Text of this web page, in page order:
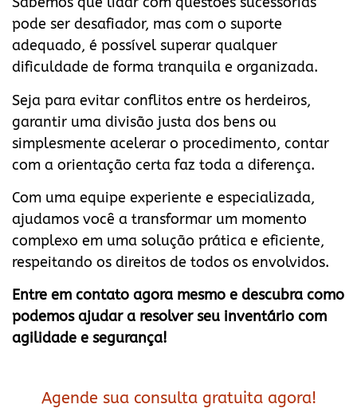
pode ser desafiador, mas com o suporte
adequado, é possível superar qualquer
dificuldade de forma tranquila e organizada.
Seja para evitar conflitos entre os herdeiros,
garantir uma divisão justa dos bens ou
simplesmente acelerar o procedimento, contar
com a orientação certa faz toda a diferença.
Com uma equipe experiente e especializada,
ajudamos você a transformar um momento
complexo em uma solução prática e eficiente,
respeitando os direitos de todos os envolvidos.
Entre em contato agora mesmo e descubra como
podemos ajudar a resolver seu inventário com
agilidade e segurança!
Agende sua consulta gratuita agora!